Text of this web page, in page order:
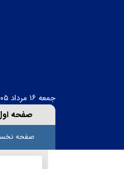
جمعه ۱۶ مرداد ۱۴۰۵
صفحه
صفحه